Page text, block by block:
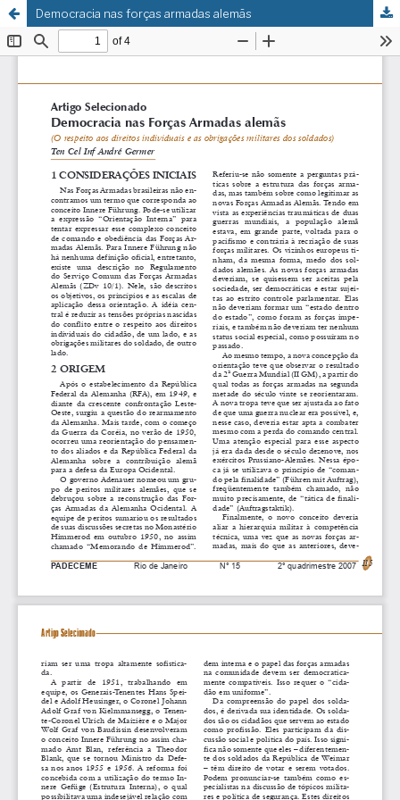
Democracia nas forças armadas alemãs